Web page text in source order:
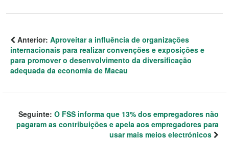
Anterior: Aproveitar a influência de organizações
internacionais para realizar convenções e exposições e
para promover o desenvolvimento da diversificação
adequada da economia de Macau
Seguinte: O FSS informa que 13% dos empregadores não
pagaram as contribuições e apela aos empregadores para
usar mais meios electrónicos